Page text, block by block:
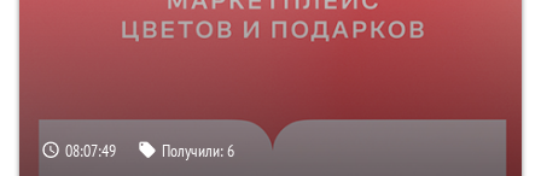
08:07:48 Получили:6